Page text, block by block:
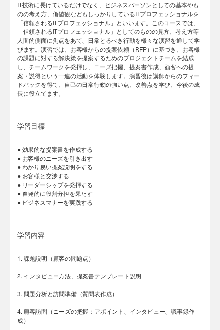
IT技術に長けているだけでなく、ビジネスパーソンとしての基本やも
のの考え方、価値観などもしっかりしているITプロフェッショナルを
「信頼されるITプロフェッショナル」といいます。このコースでは、
「信頼されるITプロフェッショナル」としてのものの見方、考え方等
人間的側面に焦点をあて、日常とるべき行動を様々な演習を通して学
びます。演習では、お客様からの提案依頼（RFP）に基づき、お客様
の課題に対する解決策を提案するためのプロジェクトチームを結成
し、チームワークを発揮し、ニーズ把握、提案書作成、顧客への提
案・説得という一連の活動を体験します。演習後は講師からのフィー
ドバックを得て、自己の日常行動の強い点、改善点を学び、今後の成
長に役立てます。
学習目標
● 効果的な提案書を作成する
● お客様のニーズを引き出す
● わかり易い提案説明をする
● お客様と交渉する
● リーダーシップを発揮する
● 自発的に役割分担を果たす
● ビジネスマナーを実践する
学習内容
1. 課題説明（顧客の問題点）
2. インタビュー方法、提案書テンプレート説明
3. 問題分析と訪問準備（質問表作成）
4. 顧客訪問（ニーズの把握：アポイント、インタビュー、議事録作
成）